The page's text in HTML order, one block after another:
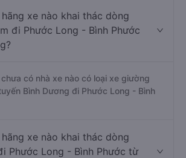
xe nào khai thác dòng
đi Phước Long - Bình Phước
có nhà xe nào có loại xe giường
Bình Dương đi Phước Long - Bình
xe nào khai thác dòng
Phước Long - Bình Phước từ